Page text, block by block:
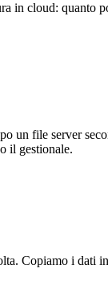
in cloud: quanto
un file server
il gestionale.
Copiamo i dati